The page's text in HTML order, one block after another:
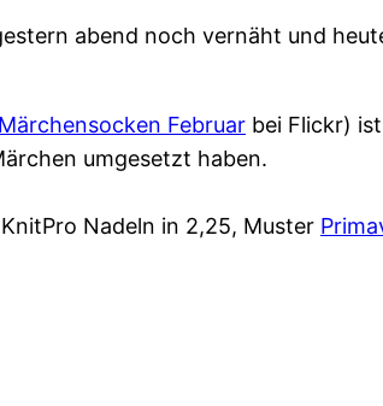
abend noch vernäht und
Märchensocken Februar bei Flickr)
umgesetzt haben.
Nadeln in 2,25, Muster